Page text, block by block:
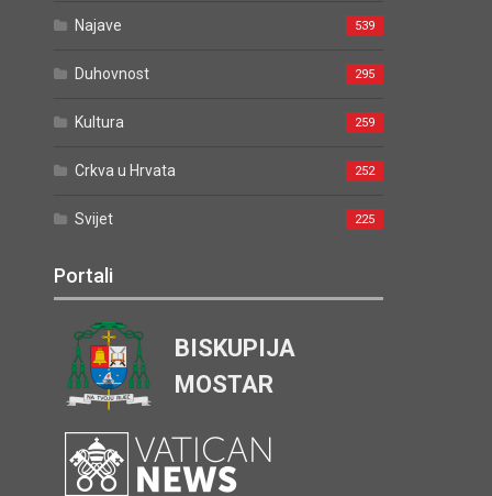
Najave 539
Duhovnost 295
Kultura 259
Crkva u Hrvata 252
Svijet 225
Portali
BISKUPIJA
MOSTAR